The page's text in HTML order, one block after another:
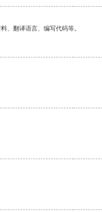
、翻译语言、编写代码等。